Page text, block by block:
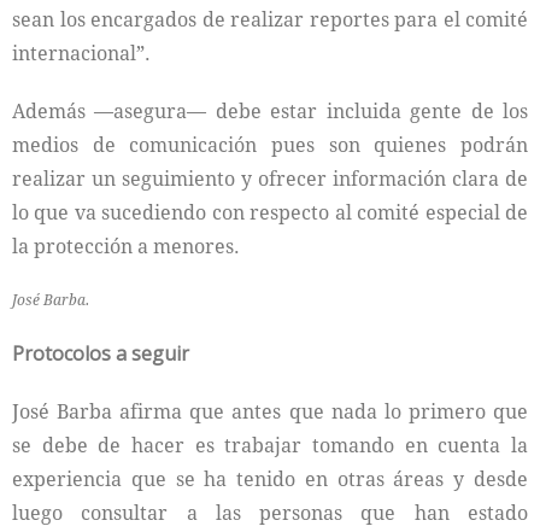
sean los encargados de realizar reportes para el comité
internacional”.
Además —asegura­— debe estar incluida gente de los
medios de comunicación pues son quienes podrán
realizar un seguimiento y ofrecer información clara de
lo que va sucediendo con respecto al comité especial de
la protección a menores.
José Barba.
Protocolos a seguir
José Barba afirma que antes que nada lo primero que
se debe de hacer es trabajar tomando en cuenta la
experiencia que se ha tenido en otras áreas y desde
luego consultar a las personas que han estado